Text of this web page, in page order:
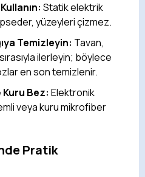
Statik elektrik
yüzeyleri çizmez.
Temizleyin: Tavan,
ilerleyin; böylece
en son temizlenir.
Bez: Elektronik
veya kuru mikrofiber
Pratik